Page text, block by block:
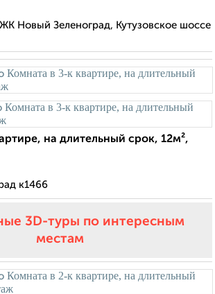
Новый Зеленоград, Кутузовское шоссе
на длительный срок, 12м²,
к1466
3D-туры по интересным
местам